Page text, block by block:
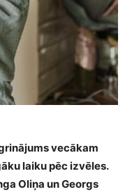
vecākam
laiku pēc izvēles.
Oliņa un Georgs